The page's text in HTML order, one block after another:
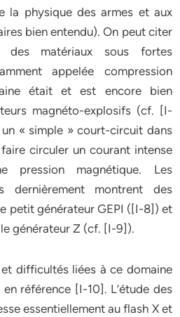
la physique des armes et aux
bien entendu). On peut citer
des matériaux sous fortes
appelée compression
était et est encore bien
magnéto-explosifs (cf. [I-
« simple » court-circuit dans
circuler un courant intense
pression magnétique. Les
dernièrement montrent des
petit générateur GEPI ([I-8]) et
générateur Z (cf. [I-9]).
difficultés liées à ce domaine
référence [I-10]. L’étude des
essentiellement au flash X et